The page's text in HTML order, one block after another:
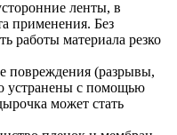
ленты, в
применения. Без
работы материала резко
(разрывы,
устранены с помощью
может стать